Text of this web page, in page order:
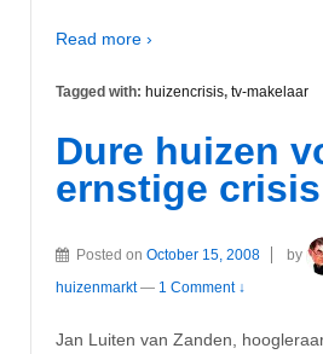
Read more ›
Tagged with: huizencrisis, tv-makelaar
Dure huizen
ernstige crisis
Posted on October 15, 2008 by
huizenmarkt — 1 Comment ↓
Jan Luiten van Zanden,